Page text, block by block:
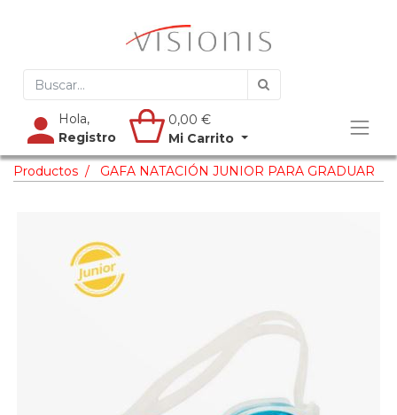
Hola,
Registro
0,00 €
Mi Carrito
Productos GAFA NATACIÓN JUNIOR PARA GRADUAR